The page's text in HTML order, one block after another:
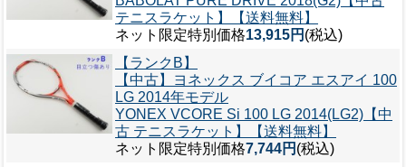
テニスラケット】【送料無料】
ネット限定特別価格13,915円 (税込)
【ランクB】
【中古】ヨネックス ブイコア エスアイ 100
LG 2014年モデル
YONEX VCORE Si 100 LG 2014(LG2)【中
古 テニスラケット】【送料無料】
ネット限定特別価格7,744円 (税込)